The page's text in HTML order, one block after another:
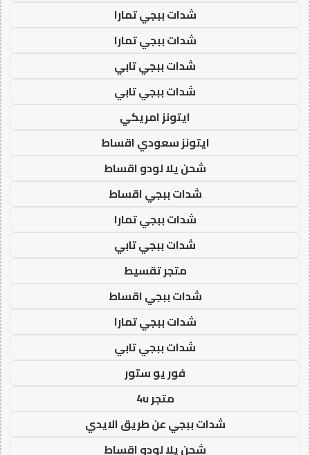
شدات ببجي تمارا
شدات ببجي تمارا
شدات ببجي تابي
شدات ببجي تابي
ايتونز امريكي
ايتونز سعودي اقساط
شحن يلا لودو اقساط
شدات ببجي اقساط
شدات ببجي تمارا
شدات ببجي تابي
متجر تقسيط
شدات ببجي اقساط
شدات ببجي تمارا
شدات ببجي تابي
فور يو ستور
متجر 4u
شدات ببجي عن طريق الايدي
شحن يلا لودو اقساط